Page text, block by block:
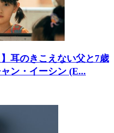
】耳のきこえない父と7歳
ン・イーシン (E...